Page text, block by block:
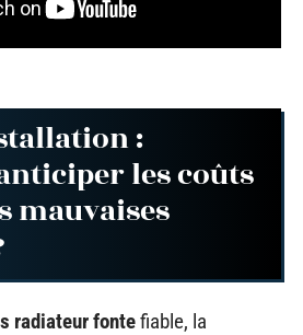
:
les coûts
mauvaises
radiateur fontefiable, la